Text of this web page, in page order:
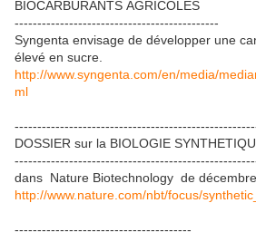
BIOCARBURANTS AGRICOLES
---------------------------------------------
Syngenta envisage de développer une
élevé en sucre.
http://www.syngenta.com/en/media/
ml
DOSSIER sur la BIOLOGIE
dans Nature Biotechnology de
http://www.nature.com/nbt/focus/